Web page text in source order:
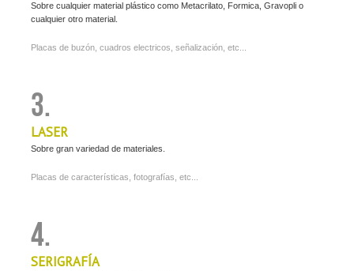
Sobre cualquier material plástico como Metacrilato, Formica, Gravopli o
cualquier otro material.
Placas de buzón, cuadros electricos, señalización, etc...
3.
LASER
Sobre gran variedad de materiales.
Placas de características, fotografías, etc...
4.
SERIGRAFÍA